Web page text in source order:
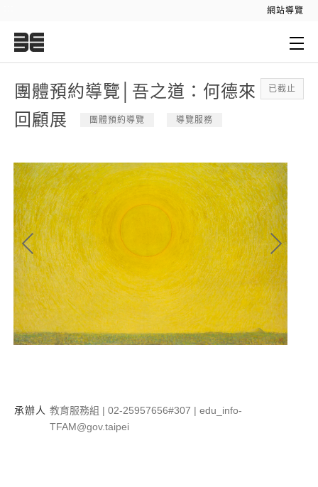
網站導覽
已截止
團體預約導覽│吾之道：何德來
回顧展
團體預約導覽 導覽服務
承辦人 教育服務組 | 02-25957656#307 | edu_info-
TFAM@gov.taipei